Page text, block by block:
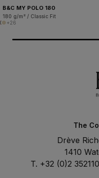
B&C MY POLO 180
180 g/m² / Classic Fit
+26
The
Drève
1410
T. +32 (0)2